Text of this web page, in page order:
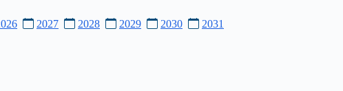
2027 2028 2029 2030 2031